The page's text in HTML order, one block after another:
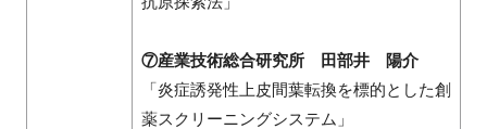
⑦産業技術総合研究所 田部井 陽介
「炎症誘発性上皮間葉転換を標的とした創
薬スクリーニングシステム」